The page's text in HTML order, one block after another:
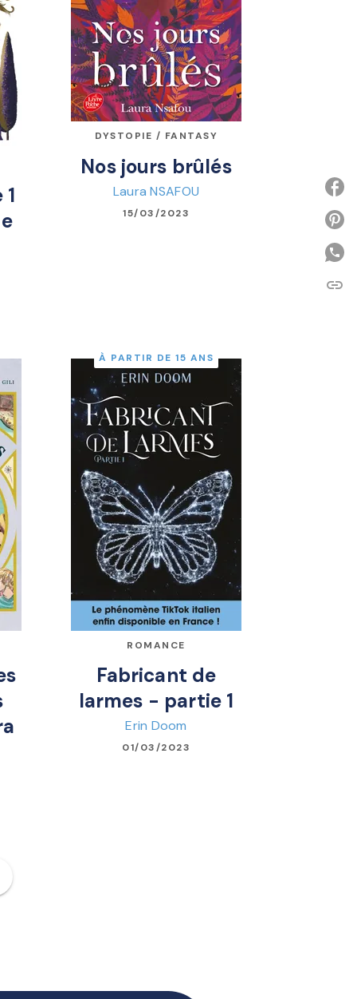
DYSTOPIE / FANTASY
Nos jours brûlés
Laura NSAFOU
15/03/2023
À PARTIR DE 15 ANS
ROMANCE
Fabricant de
larmes - partie 1
Erin Doom
01/03/2023
link